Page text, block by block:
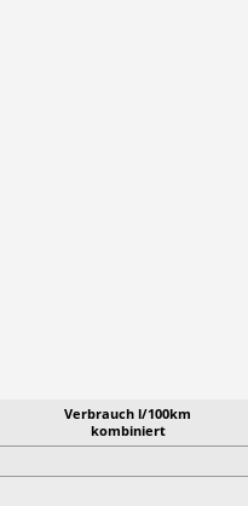
Verbrauch l/100km
kombiniert